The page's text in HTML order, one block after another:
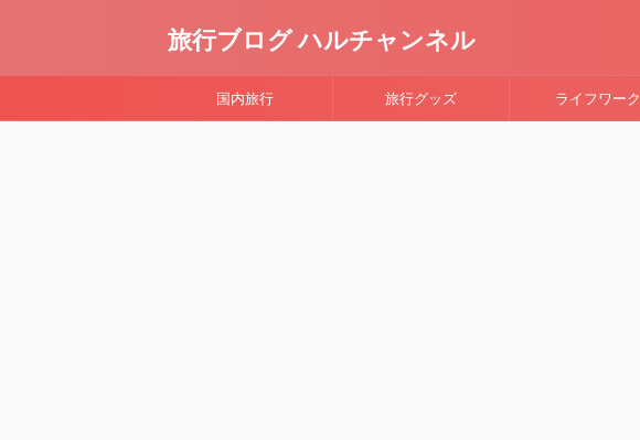
旅行ブログ ハルチャンネル
国内旅行 旅行グッズ ライフワーク